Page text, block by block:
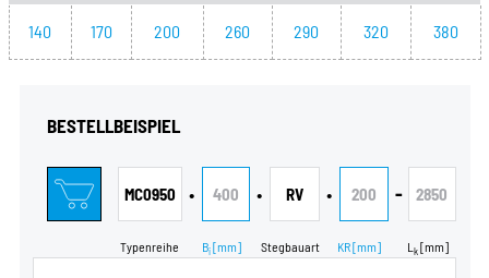
140 170 200 260 290 320 380
BESTELLBEISPIEL
MC0950
Typenreihe
• 400
Bi [mm]
• RV
Stegbauart
• 200
KR[mm]
- 2850
L k [mm]